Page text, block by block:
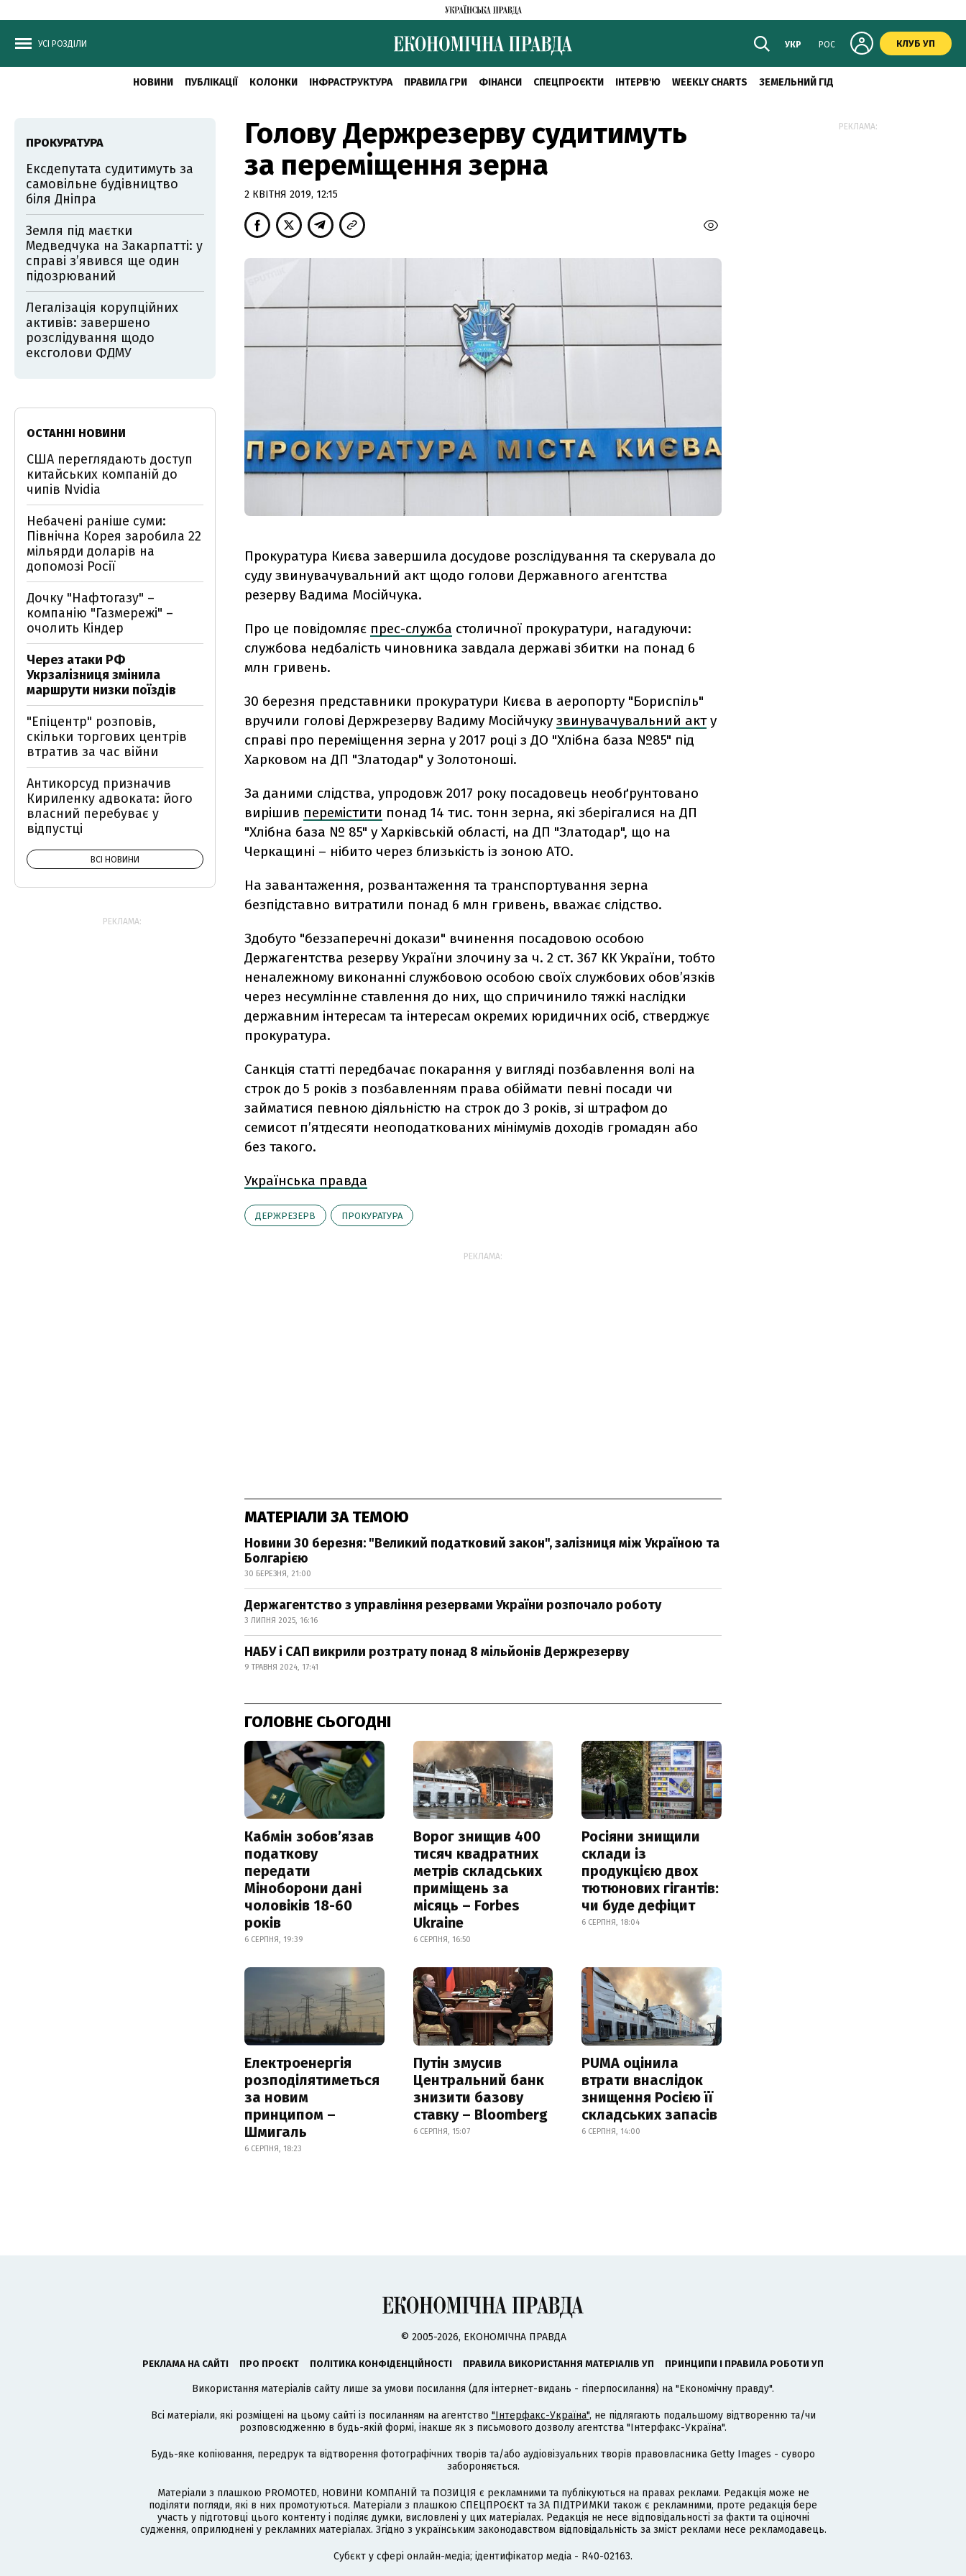
УСІ РОЗДІЛИ УКР РОС КЛУБ УП
НОВИНИ ПУБЛІКАЦІЇ КОЛОНКИ ІНФРАСТРУКТУРА ПРАВИЛА ГРИ ФІНАНСИ СПЕЦПРОЄКТИ ІНТЕРВ'Ю WEEKLY CHARTS ЗЕМЕЛЬНИЙ ГІД
Голову Держрезерву судитимуть
за переміщення зерна
2 КВІТНЯ 2019, 12:15
Прокуратура Києва завершила досудове розслідування та скерувала до
суду звинувачувальний акт щодо голови Державного агентства
резерву Вадима Мосійчука.
Про це повідомляє прес-служба столичної прокуратури, нагадуючи:
службова недбалість чиновника завдала державі збитки на понад 6
млн гривень.
30 березня представники прокуратури Києва в аеропорту "Бориспіль"
вручили голові Держрезерву Вадиму Мосійчуку звинувачувальний акту
справі про переміщення зерна у 2017 році з ДО "Хлібна база №85" під
Харковом на ДП "Златодар" у Золотоноші.
За даними слідства, упродовж 2017 року посадовець необґрунтовано
вирішив перемістити понад 14 тис. тонн зерна, які зберігалися на ДП
"Хлібна база № 85" у Харківській області, на ДП "Златодар", що на
Черкащині – нібито через близькість із зоною АТО.
На завантаження, розвантаження та транспортування зерна
безпідставно витратили понад 6 млн гривень, вважає слідство.
Здобуто "беззаперечні докази" вчинення посадовою особою
Держагентства резерву України злочину за ч. 2 ст. 367 КК України, тобто
неналежному виконанні службовою особою своїх службових обов’язків
через несумлінне ставлення до них, що спричинило тяжкі наслідки
державним інтересам та інтересам окремих юридичних осіб, стверджує
прокуратура.
Санкція статті передбачає покарання у вигляді позбавлення волі на
строк до 5 років з позбавленням права обіймати певні посади чи
займатися певною діяльністю на строк до 3 років, зі штрафом до
семисот п’ятдесяти неоподаткованих мінімумів доходів громадян або
без такого.
Українська правда
ДЕРЖРЕЗЕРВ ПРОКУРАТУРА
РЕКЛАМА:
МАТЕРІАЛИ ЗА ТЕМОЮ
Новини 30 березня: "Великий податковий закон", залізниця між Україною та
Болгарією
30 БЕРЕЗНЯ, 21:00
Держагентство з управління резервами України розпочало роботу
3 ЛИПНЯ 2025, 16:16
НАБУ і САП викрили розтрату понад 8 мільйонів Держрезерву
9 ТРАВНЯ 2024, 17:41
ГОЛОВНЕ СЬОГОДНІ
Кабмін зобовʼязав
податкову
передати
Міноборони дані
чоловіків 18-60
років
6 СЕРПНЯ, 19:39
Ворог знищив 400
тисяч квадратних
метрів складських
приміщень за
місяць – Forbes
Ukraine
6 СЕРПНЯ, 16:50
Росіяни знищили
склади із
продукцією двох
тютюнових гігантів:
чи буде дефіцит
6 СЕРПНЯ, 18:04
Електроенергія
розподілятиметься
за новим
принципом –
Шмигаль
6 СЕРПНЯ, 18:23
Путін змусив
Центральний банк
знизити базову
ставку – Bloomberg
6 СЕРПНЯ, 15:07
PUMA оцінила
втрати внаслідок
знищення Росією її
складських запасів
6 СЕРПНЯ, 14:00
ПРОКУРАТУРА
Ексдепутата судитимуть за
самовільне будівництво
біля Дніпра
Земля під маєтки
Медведчука на Закарпатті: у
справі з’явився ще один
підозрюваний
Легалізація корупційних
активів: завершено
розслідування щодо
ексголови ФДМУ
ОСТАННІ НОВИНИ
США переглядають доступ
китайських компаній до
чипів Nvidia
Небачені раніше суми:
Північна Корея заробила 22
мільярди доларів на
допомозі Росії
Дочку "Нафтогазу" –
компанію "Газмережі" –
очолить Кіндер
Через атаки РФ
Укрзалізниця змінила
маршрути низки поїздів
"Епіцентр" розповів,
скільки торгових центрів
втратив за час війни
Антикорсуд призначив
Кириленку адвоката: його
власний перебуває у
відпустці
ВСІ НОВИНИ
РЕКЛАМА:
РЕКЛАМА:
© 2005-2026, ЕКОНОМІЧНА ПРАВДА
РЕКЛАМА НА САЙТІ ПРО ПРОЄКТ ПОЛІТИКА КОНФІДЕНЦІЙНОСТІ ПРАВИЛА ВИКОРИСТАННЯ МАТЕРІАЛІВ УП ПРИНЦИПИ І ПРАВИЛА РОБОТИ УП
Використання матеріалів сайту лише за умови посилання (для інтернет-видань - гіперпосилання) на "Економічну правду".
Всі матеріали, які розміщені на цьому сайті із посиланням на агентство "Інтерфакс-Україна", не підлягають подальшому відтворенню та/чи
розповсюдженню в будь-якій формі, інакше як з письмового дозволу агентства "Інтерфакс-Україна".
Будь-яке копіювання, передрук та відтворення фотографічних творів та/або аудіовізуальних творів правовласника Getty Images - суворо
забороняється.
Матеріали з плашкою PROMOTED, НОВИНИ КОМПАНІЙ та ПОЗИЦІЯ є рекламними та публікуються на правах реклами. Редакція може не
поділяти погляди, які в них промотуються. Матеріали з плашкою СПЕЦПРОЄКТ та ЗА ПІДТРИМКИ також є рекламними, проте редакція бере
участь у підготовці цього контенту і поділяє думки, висловлені у цих матеріалах. Редакція не несе відповідальності за факти та оціночні
судження, оприлюднені у рекламних матеріалах. Згідно з українським законодавством відповідальність за зміст реклами несе рекламодавець.
Cубєкт у сфері онлайн-медіа; ідентифікатор медіа - R40-02163.